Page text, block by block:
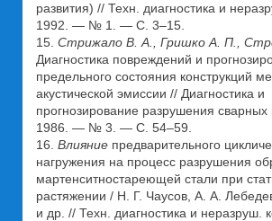
развития) // Техн. диагностика и
1992. — № 1. — С. 3–15.
15. Стрижало В. А., Гришко А. П.,
Диагностика повреждений и
предельного состояния конструкций
акустической эмиссии // Диагностика и
прогнозирование разрушения
1986. — № 3. — С. 54–59.
16. Влияние предварительного
нагружения на процесс разрушения
мартенситностареющей стали при
растяжении / Н. Г. Чаусов, А. А.
и др. // Техн. диагностика и неразруш.